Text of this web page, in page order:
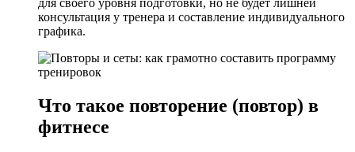
консультация у тренера и составление индивидуального
графика.
Что такое повторение (повтор) в
фитнесе